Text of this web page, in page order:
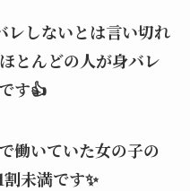
レしないとは言い切れ
とんどの人が身バレ
す👍
働いていた女の子の
未満です✨